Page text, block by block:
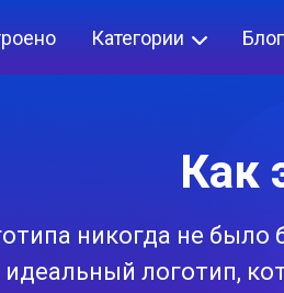
Категории Блог
Как
никогда не
логотип,